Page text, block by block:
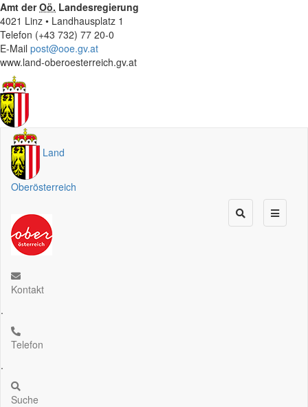
Amt derOö. Landesregierung
4021 Linz • Landhausplatz 1
Telefon (+43 732) 77 20-0
E-Mail post@ooe.gv.at
www.land-oberoesterreich.gv.at
Land
Oberösterreich
Kontakt
.
Telefon
.
Suche